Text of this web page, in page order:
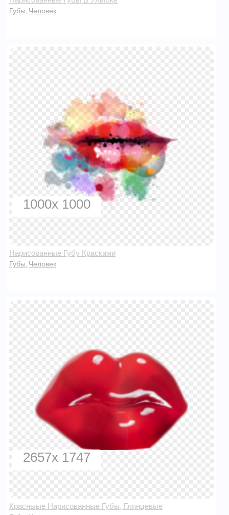
Губы Человек
1000x 1000
Нарисованные Губу Красками
Губы Человек
2657x 1747
Красныые Нарисованные Губы, Глянцевые